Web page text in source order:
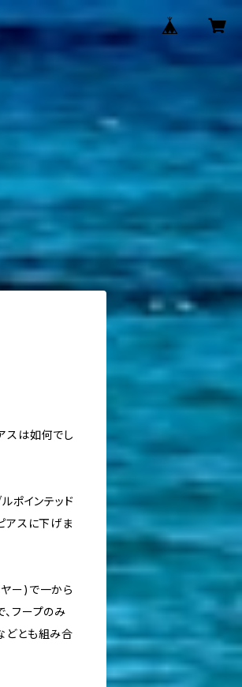
スは如何でし
ポインテッド
アスに下げま
ヤー)で一から
フープのみ
どとも組み合